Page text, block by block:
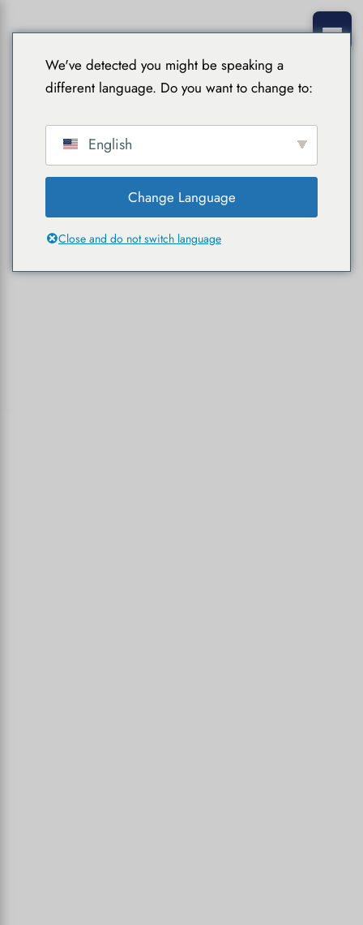
We've detected you might be speaking a
different language. Do you want to change to:
English
Change Language
Close and do not switch language